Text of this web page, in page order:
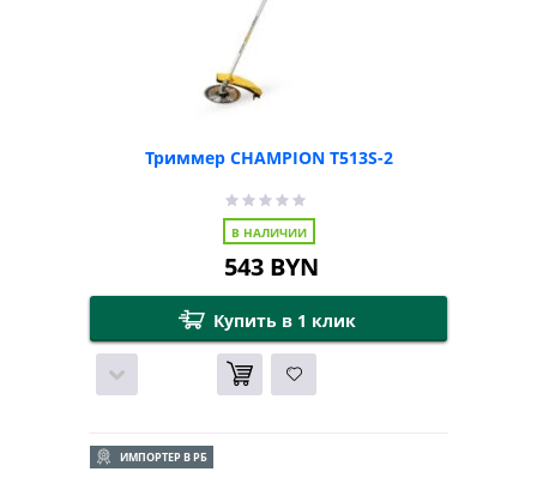
Триммер CHAMPION T513S-2
В НАЛИЧИИ
543 BYN
Купить в 1 клик
ИМПОРТЕР В РБ